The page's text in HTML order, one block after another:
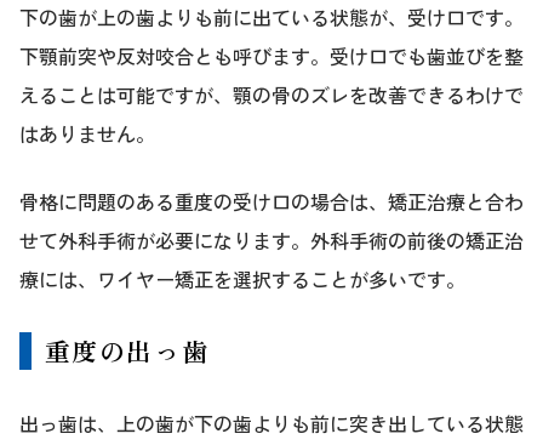
下の歯が上の歯よりも前に出ている状態が、受け口です。
下顎前突や反対咬合とも呼びます。受け口でも歯並びを整
えることは可能ですが、顎の骨のズレを改善できるわけで
はありません。
骨格に問題のある重度の受け口の場合は、矯正治療と合わ
せて外科手術が必要になります。外科手術の前後の矯正治
療には、ワイヤー矯正を選択することが多いです。
重度の出っ歯
出っ歯は、上の歯が下の歯よりも前に突き出している状態